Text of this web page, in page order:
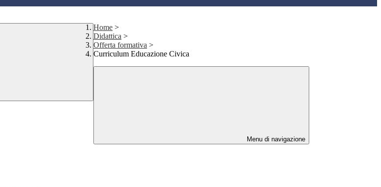
Home >
Didattica >
Offerta formativa >
Curriculum Educazione Civica
Menu di navigazione